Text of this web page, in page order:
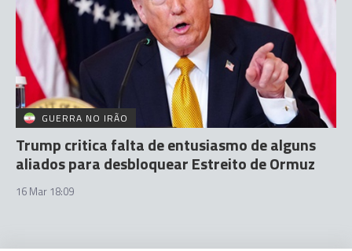
GUERRA NO IRÃO
Trump critica falta de entusiasmo de alguns
aliados para desbloquear Estreito de Ormuz
16 Mar 18:09